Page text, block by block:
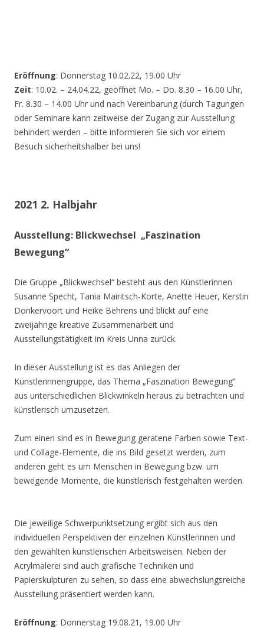
Eröffnung: Donnerstag 10.02.22, 19.00 Uhr
Zeit: 10.02. – 24.04.22, geöffnet Mo. – Do. 8.30 – 16.00 Uhr,
Fr. 8.30 – 14.00 Uhr und nach Vereinbarung (durch Tagungen
oder Seminare kann zeitweise der Zugang zur Ausstellung
behindert werden – bitte informieren Sie sich vor einem
Besuch sicherheitshalber bei uns!
2021 2. Halbjahr
Ausstellung: Blickwechsel „Faszination
Bewegung“
Die Gruppe „Blickwechsel“ besteht aus den Künstlerinnen
Susanne Specht, Tania Mairitsch-Korte, Anette Heuer, Kerstin
Donkervoort und Heike Behrens und blickt auf eine
zweijährige kreative Zusammenarbeit und
Ausstellungstätigkeit im Kreis Unna zurück.
In dieser Ausstellung ist es das Anliegen der
Künstlerinnengruppe, das Thema „Faszination Bewegung“
aus unterschiedlichen Blickwinkeln heraus zu betrachten und
künstlerisch umzusetzen.
Zum einen sind es in Bewegung geratene Farben sowie Text-
und Collage-Elemente, die ins Bild gesetzt werden, zum
anderen geht es um Menschen in Bewegung bzw. um
bewegende Momente, die künstlerisch festgehalten werden.
Die jeweilige Schwerpunktsetzung ergibt sich aus den
individuellen Perspektiven der einzelnen Künstlerinnen und
den gewählten künstlerischen Arbeitsweisen. Neben der
Acrylmalerei sind auch grafische Techniken und
Papierskulpturen zu sehen, so dass eine abwechslungsreiche
Ausstellung präsentiert werden kann.
Eröffnung: Donnerstag 19.08.21, 19.00 Uhr